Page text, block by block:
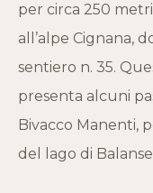
per circa 250
all’alpe Cignana,
sentiero n. 35.
presenta alcuni
Bivacco Manenti,
del lago di